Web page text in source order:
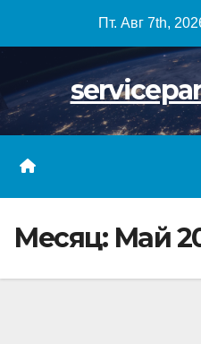
Пт. Авг 7th,
Месяц: Май